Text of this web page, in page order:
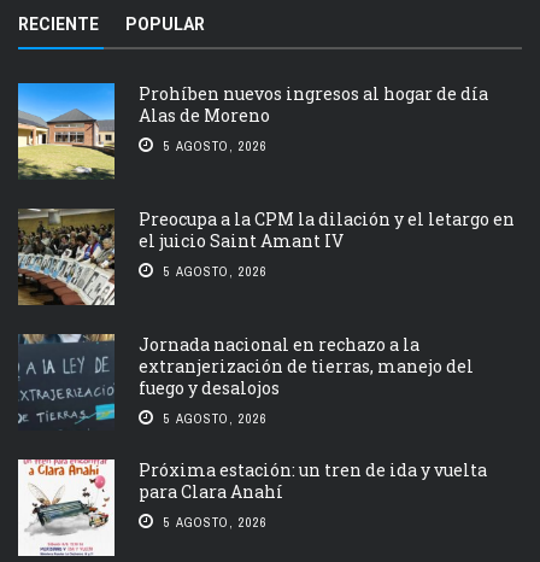
RECIENTE POPULAR
Prohíben nuevos ingresos al hogar de día
Alas de Moreno
5 AGOSTO, 2026
Preocupa a la CPM la dilación y el letargo en
el juicio Saint Amant IV
5 AGOSTO, 2026
Jornada nacional en rechazo a la
extranjerización de tierras, manejo del
fuego y desalojos
5 AGOSTO, 2026
Próxima estación: un tren de ida y vuelta
para Clara Anahí
5 AGOSTO, 2026